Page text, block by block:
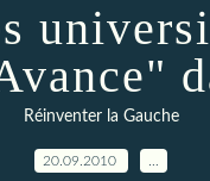
Réinventer la Gauche
20.09.2010